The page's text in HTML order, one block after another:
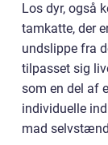
Los dyr, også
tamkatte, der
undslippe fra
tilpasset sig
som en del af
individuelle
mad